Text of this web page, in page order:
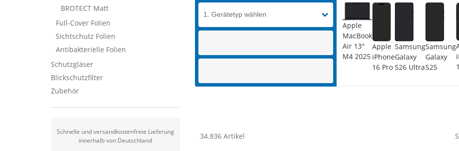
BROTECT Matt
Full-Cover Folien
Sichtschutz Folien
Antibakterielle Folien
Schutzgläser
Blickschutzfilter
Zubehör
Schnelle und versandkostenfreie Lieferung
innerhalb von Deutschland
1. Gerätetyp wählen
Apple
MacBook
Air 13"
M4 2025
Apple
iPhone
16 Pro
Samsung
Galaxy
S26 Ultra
Samsung
Galaxy
S25
34.836 Artikel